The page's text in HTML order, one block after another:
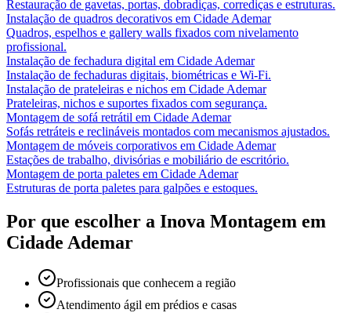
Restauração de gavetas, portas, dobradiças, corrediças e estruturas.
Instalação de quadros decorativos em Cidade Ademar
Quadros, espelhos e gallery walls fixados com nivelamento
profissional.
Instalação de fechadura digital em Cidade Ademar
Instalação de fechaduras digitais, biométricas e Wi-Fi.
Instalação de prateleiras e nichos em Cidade Ademar
Prateleiras, nichos e suportes fixados com segurança.
Montagem de sofá retrátil em Cidade Ademar
Sofás retráteis e reclináveis montados com mecanismos ajustados.
Montagem de móveis corporativos em Cidade Ademar
Estações de trabalho, divisórias e mobiliário de escritório.
Montagem de porta paletes em Cidade Ademar
Estruturas de porta paletes para galpões e estoques.
Por que escolher a Inova Montagem em
Cidade Ademar
Profissionais que conhecem a região
Atendimento ágil em prédios e casas